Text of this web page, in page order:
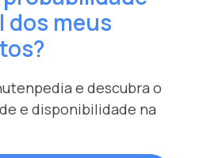
dos meus
e descubra o
e disponibilidade na